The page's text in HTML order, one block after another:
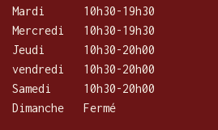
Mardi
10h30-19h30
Mercredi
​10h30-19h30
Jeudi
10h30-20h00
vendredi
10h30-20h00
Samedi
10h30-20h00
Dimanche
Fermé